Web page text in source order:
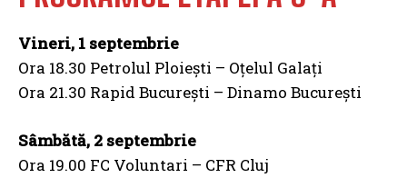
Vineri, 1 septembrie
Ora 18.30 Petrolul Ploiești – Oțelul Galați
Ora 21.30 Rapid București – Dinamo București
Sâmbătă, 2 septembrie
Ora 19.00 FC Voluntari – CFR Cluj